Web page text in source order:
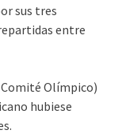
sus tres
entre
Comité Olímpico)
hubiese